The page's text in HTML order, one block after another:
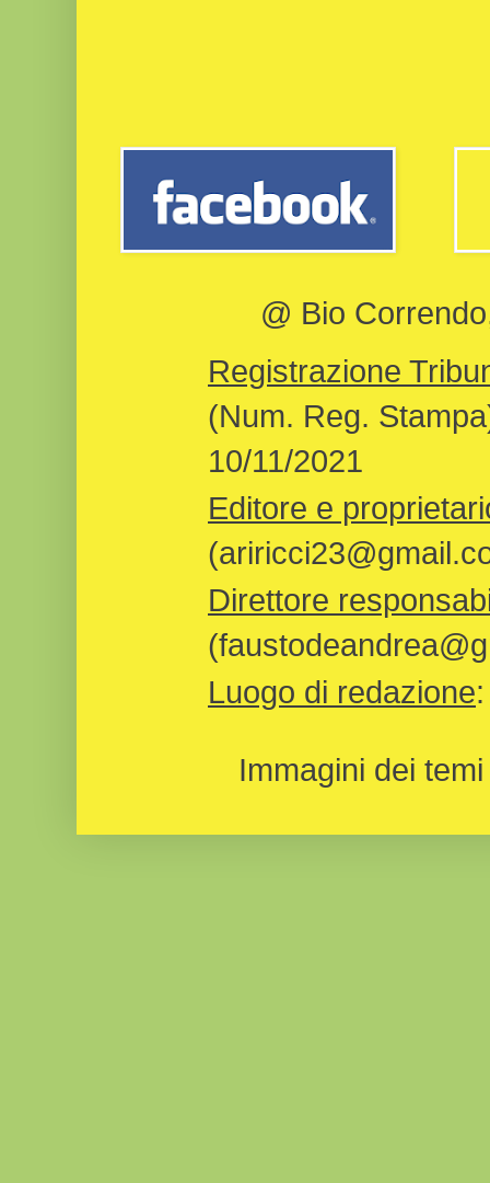
@ Bio
Registrazione
(Num. Reg.
10/11/2021
Editore e
Direttore
Luogo di redazione
Immagini dei